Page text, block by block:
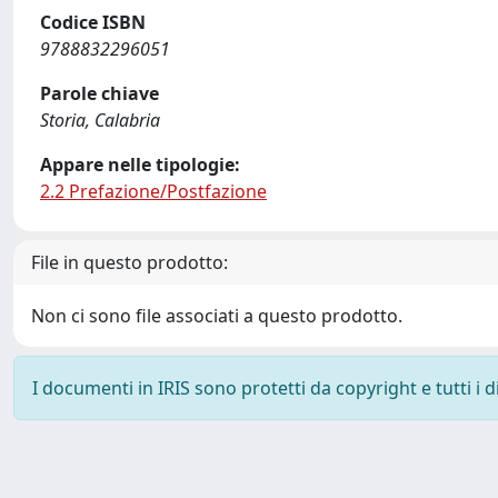
Codice ISBN
9788832296051
Parole chiave
Storia, Calabria
Appare nelle tipologie:
2.2 Prefazione/Postfazione
File in questo prodotto:
Non ci sono file associati a questo prodotto.
I documenti in IRIS sono protetti da copyright e tutti i